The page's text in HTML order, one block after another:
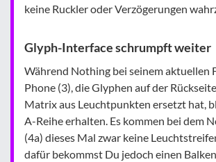
keine Ruckler oder Verzögerungen
Glyph-Interface schrumpft weiter
Während Nothing bei seinem aktuellen
Phone (3), die Glyphen auf der
Matrix aus Leuchtpunkten ersetzt hat,
A-Reihe erhalten. Es kommen bei dem
(4a) dieses Mal zwar keine
dafür bekommst Du jedoch einen